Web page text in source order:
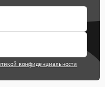
конфиденциальности